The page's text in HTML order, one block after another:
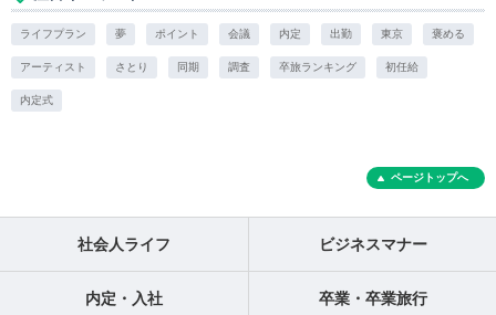
ライフプラン 夢 ポイント 会議 内定 出勤 東京 褒める
アーティスト さとり 同期 調査 卒旅ランキング 初任給
内定式
ページトップへ
社会人ライフ ビジネスマナー
内定・入社 卒業・卒業旅行